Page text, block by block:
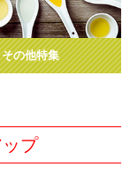
その他特集
プ